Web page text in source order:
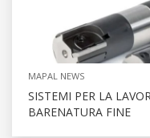
MAPAL NEWS
SISTEMI PER LA
BARENATURA FINE